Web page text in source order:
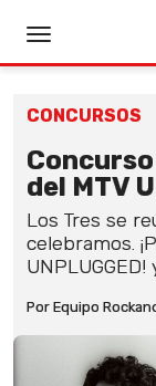
CONCURSOS
del MTV
Los Tres se
celebramos.
Por Equipo